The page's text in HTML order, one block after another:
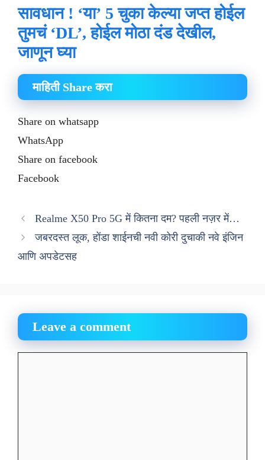
सावधान ! ‘या’ 5 चुका केल्या जप्त होईल
तुमचं ‘DL’, होईल मोठा दंड देखील,
जाणून घ्या
माहिती Share करा
Share on whatsapp
WhatsApp
Share on facebook
Facebook
Realme X50 Pro 5G में कितना दम? पहली नज़र में…
जबरदस्त लूक, होंडा शाईनची नवी कोरी दुचाकी नवे इंजिन
आणि अपडेटसह
Leave a comment